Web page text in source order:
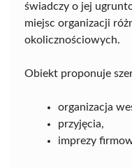
świadczy o jej
miejsc organizacji
okolicznościowych.
Obiekt proponuje
organizacja
przyjęcia,
imprezy